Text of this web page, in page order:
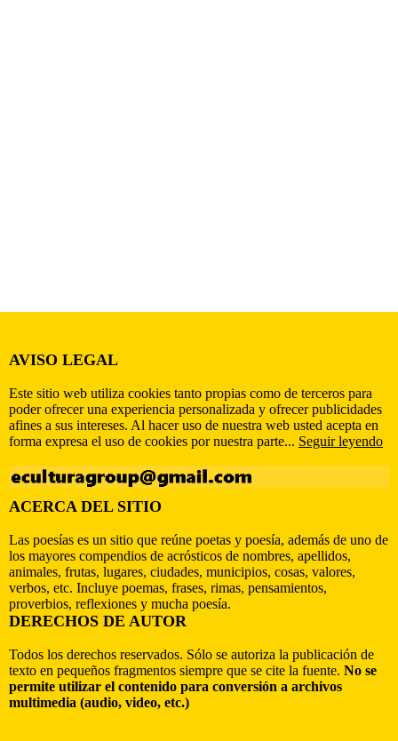
AVISO LEGAL
Este sitio web utiliza cookies tanto propias como de terceros para
poder ofrecer una experiencia personalizada y ofrecer publicidades
afines a sus intereses. Al hacer uso de nuestra web usted acepta en
forma expresa el uso de cookies por nuestra parte... Seguir leyendo
ACERCA DEL SITIO
Las poesías es un sitio que reúne poetas y poesía, además de uno de
los mayores compendios de acrósticos de nombres, apellidos,
animales, frutas, lugares, ciudades, municipios, cosas, valores,
verbos, etc. Incluye poemas, frases, rimas, pensamientos,
proverbios, reflexiones y mucha poesía.
DERECHOS DE AUTOR
Todos los derechos reservados. Sólo se autoriza la publicación de
texto en pequeños fragmentos siempre que se cite la fuente. No se
permite utilizar el contenido para conversión a archivos
multimedia (audio, video, etc.)